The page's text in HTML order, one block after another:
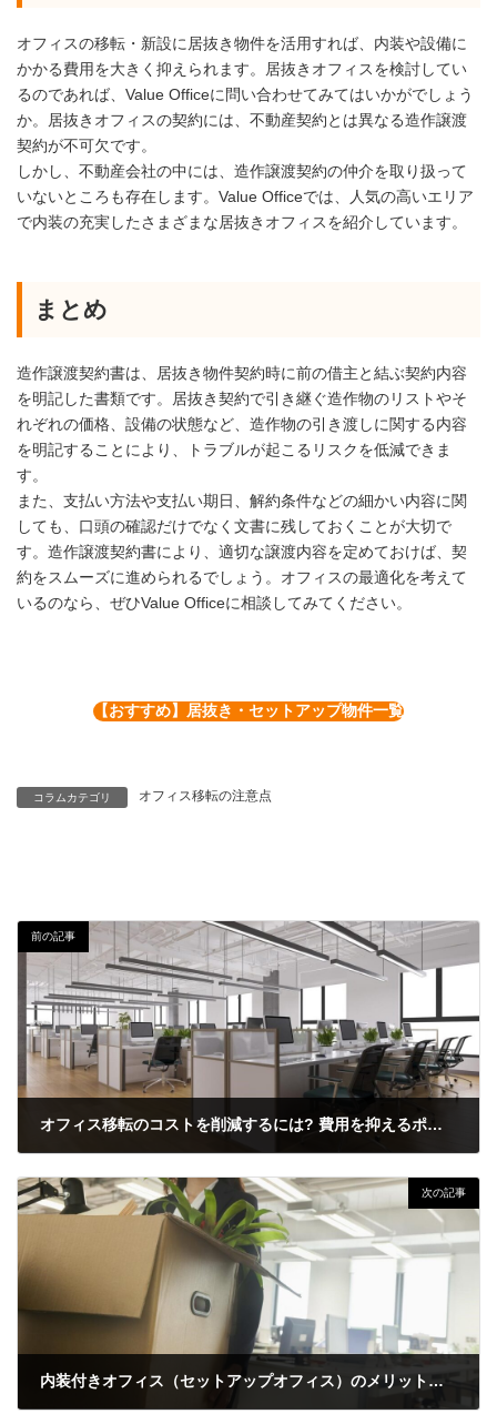
オフィスの移転・新設に居抜き物件を活用すれば、内装や設備に
かかる費用を大きく抑えられます。居抜きオフィスを検討してい
るのであれば、Value Officeに問い合わせてみてはいかがでしょう
か。居抜きオフィスの契約には、不動産契約とは異なる造作譲渡
契約が不可欠です。
しかし、不動産会社の中には、造作譲渡契約の仲介を取り扱って
いないところも存在します。Value Officeでは、人気の高いエリア
で内装の充実したさまざまな居抜きオフィスを紹介しています。
まとめ
造作譲渡契約書は、居抜き物件契約時に前の借主と結ぶ契約内容
を明記した書類です。居抜き契約で引き継ぐ造作物のリストやそ
れぞれの価格、設備の状態など、造作物の引き渡しに関する内容
を明記することにより、トラブルが起こるリスクを低減できま
す。
また、支払い方法や支払い期日、解約条件などの細かい内容に関
しても、口頭の確認だけでなく文書に残しておくことが大切で
す。造作譲渡契約書により、適切な譲渡内容を定めておけば、契
約をスムーズに進められるでしょう。オフィスの最適化を考えて
いるのなら、ぜひValue Officeに相談してみてください。
【おすすめ】居抜き・セットアップ物件一覧
コラムカテゴリ オフィス移転の注意点
前の記事
オフィス移転のコストを削減するには? 費用を抑えるポイントを紹介
次の記事
内装付きオフィス（セットアップオフィス）のメリットとは?